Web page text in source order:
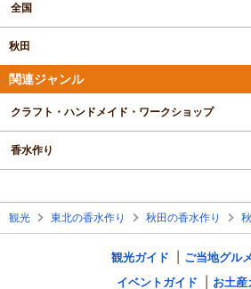
全国
秋田
関連ジャンル
クラフト・ハンドメイド・ワークショップ
香水作り
観光 東北の香水作り 秋田の香水作り
観光ガイド
ご当地グル
イベントガイド
お土産